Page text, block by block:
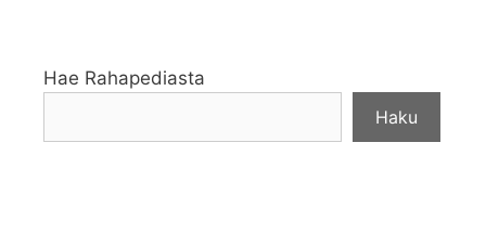
Hae Rahapediasta
Haku